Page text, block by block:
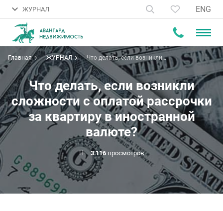
ЖУРНАЛ ENG
Главная ЖУРНАЛ
Что делать, если возникли
сложности с оплатой рассрочки
за квартиру в иностранной
валюте?
Что делать, если возникли
сложности с оплатой рассрочки
за квартиру в иностранной
валюте?
3 116 просмотров